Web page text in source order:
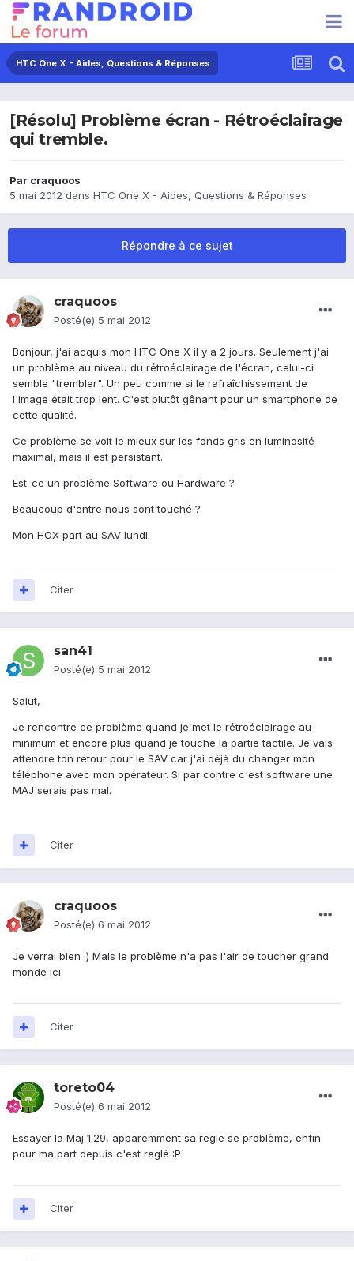
HTC One X - Aides, Questions & Réponses
[Résolu] Problème écran - Rétroéclairage
qui tremble.
Par craquoos
5 mai 2012 dans HTC One X - Aides, Questions & Réponses
Répondre à ce sujet
craquoos
Posté(e) 5 mai 2012
Bonjour, j'ai acquis mon HTC One X il y a 2 jours. Seulement j'ai
un problème au niveau du rétroéclairage de l'écran, celui-ci
semble "trembler". Un peu comme si le rafraîchissement de
l'image était trop lent. C'est plutôt gênant pour un smartphone de
cette qualité.
Ce problème se voit le mieux sur les fonds gris en luminosité
maximal, mais il est persistant.
Est-ce un problème Software ou Hardware ?
Beaucoup d'entre nous sont touché ?
Mon HOX part au SAV lundi.
Citer
san41
Posté(e) 5 mai 2012
Salut,
Je rencontre ce problème quand je met le rétroéclairage au
minimum et encore plus quand je touche la partie tactile. Je vais
attendre ton retour pour le SAV car j'ai déjà du changer mon
téléphone avec mon opérateur. Si par contre c'est software une
MAJ serais pas mal.
Citer
craquoos
Posté(e) 6 mai 2012
Je verrai bien :) Mais le problème n'a pas l'air de toucher grand
monde ici.
Citer
toreto04
Posté(e) 6 mai 2012
Essayer la Maj 1.29, apparemment sa regle se problème, enfin
pour ma part depuis c'est reglé :P
Citer